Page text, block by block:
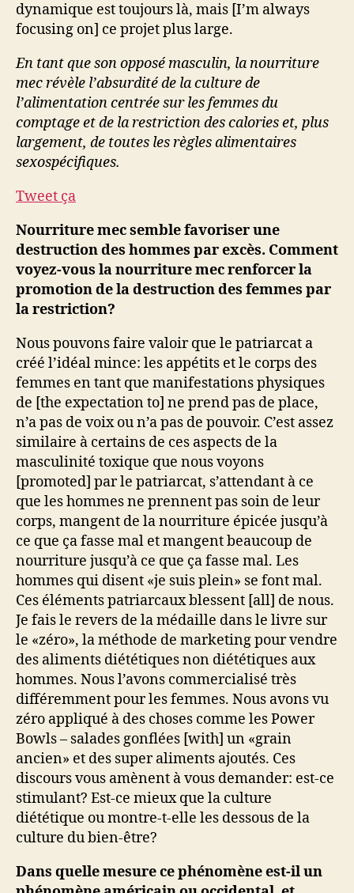
dynamique est toujours là, mais [I’m always
focusing on] ce projet plus large.
En tant que son opposé masculin, la nourriture
mec révèle l’absurdité de la culture de
l’alimentation centrée sur les femmes du
comptage et de la restriction des calories et, plus
largement, de toutes les règles alimentaires
sexospécifiques.
Tweet ça
Nourriture mecsemble favoriser une
destruction des hommes par excès. Comment
voyez-vous la nourriture mec renforcer la
promotion de la destruction des femmes par
la restriction?
Nous pouvons faire valoir que le patriarcat a
créé l’idéal mince: les appétits et le corps des
femmes en tant que manifestations physiques
de [the expectation to] ne prend pas de place,
n’a pas de voix ou n’a pas de pouvoir. C’est assez
similaire à certains de ces aspects de la
masculinité toxique que nous voyons
[promoted] par le patriarcat, s’attendant à ce
que les hommes ne prennent pas soin de leur
corps, mangent de la nourriture épicée jusqu’à
ce que ça fasse mal et mangent beaucoup de
nourriture jusqu’à ce que ça fasse mal. Les
hommes qui disent «je suis plein» se font mal.
Ces éléments patriarcaux blessent [all] de nous.
Je fais le revers de la médaille dans le livre sur
le «zéro», la méthode de marketing pour vendre
des aliments diététiques non diététiques aux
hommes. Nous l’avons commercialisé très
différemment pour les femmes. Nous avons vu
zéro appliqué à des choses comme les Power
Bowls – salades gonflées [with] un «grain
ancien» et des super aliments ajoutés. Ces
discours vous amènent à vous demander: est-ce
stimulant? Est-ce mieux que la culture
diététique ou montre-t-elle les dessous de la
culture du bien-être?
Dans quelle mesure ce phénomène est-il un